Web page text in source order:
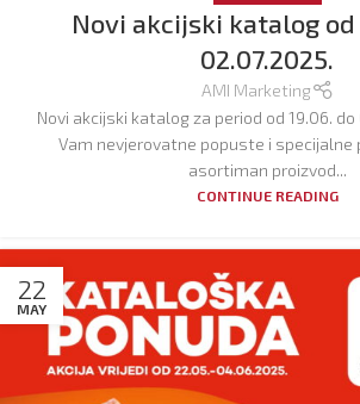
Novi akcijski katalog od
02.07.2025.
AMI Marketing
Novi akcijski katalog za period od 19.06.
Vam nevjerovatne popuste i specijalne
asortiman proizvod...
CONTINUE READING
22
MAY